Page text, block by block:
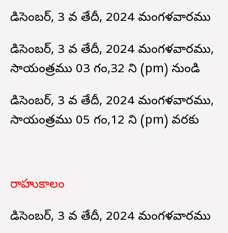
డిసెంబర్, 3 వ తేదీ, 2024 మంగళవారము
డిసెంబర్, 3 వ తేదీ, 2024 మంగళవారము,
సాయంత్రము 03 గం,32 ని (pm) నుండి
డిసెంబర్, 3 వ తేదీ, 2024 మంగళవారము,
సాయంత్రము 05 గం,12 ని (pm) వరకు
రాహుకాలం
డిసెంబర్, 3 వ తేదీ, 2024 మంగళవారము